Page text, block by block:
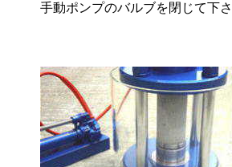
手動ポンプのバルブを閉じて下さ